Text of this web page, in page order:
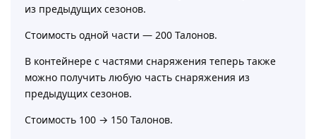
из предыдущих сезонов.
Стоимость одной части — 200 Талонов.
В контейнере с частями снаряжения теперь также
можно получить любую часть снаряжения из
предыдущих сезонов.
Стоимость 100 → 150 Талонов.